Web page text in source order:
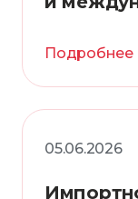
Подробнее
05.06.2026